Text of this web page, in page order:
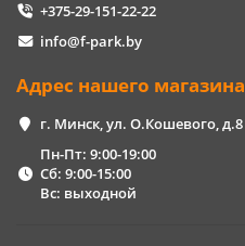
+375-29-151-22-22
info@f-park.by
Адрес нашего магазина
г. Минск, ул. О.Кошевого, д.8
Пн-Пт: 9:00-19:00
Сб: 9:00-15:00
Вс: выходной